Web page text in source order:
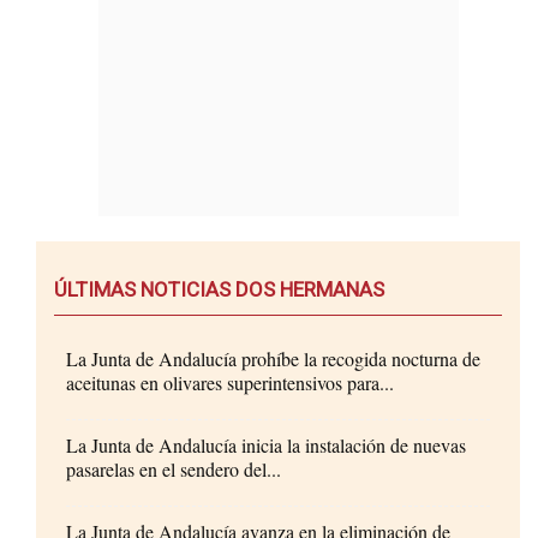
ÚLTIMAS NOTICIAS DOS HERMANAS
La Junta de Andalucía prohíbe la recogida nocturna de
aceitunas en olivares superintensivos para...
La Junta de Andalucía inicia la instalación de nuevas
pasarelas en el sendero del...
La Junta de Andalucía avanza en la eliminación de